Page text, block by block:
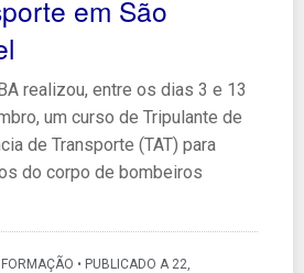
em São
realizou, entre os dias 3 e 13
um curso de Tripulante de
de Transporte (TAT) para
do corpo de bombeiros
• PUBLICADO A 22,